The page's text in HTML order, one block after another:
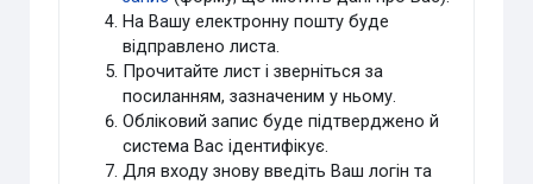
На Вашу електронну пошту буде
відправлено листа.
Прочитайте лист і зверніться за
посиланням, зазначеним у ньому.
Обліковий запис буде підтверджено й
система Вас ідентифікує.
Для входу знову введіть Ваш логін та